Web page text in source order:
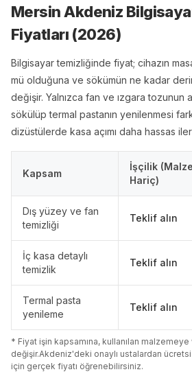
Mersin Akdeniz
Fiyatları (2026)
Bilgisayar temizliğinde fiyat; cihazın
mü olduğuna ve sökümün ne kadar
değişir. Yalnızca fan ve ızgara tozunun
sökülüp termal pastanın yenilenmesi
dizüstülerde kasa açımı daha hassas
Kapsam
İşçilik
Hariç)
Dış yüzey ve fan
temizliği
Teklif alın
İç kasa detaylı
temizlik
Teklif alın
Termal pasta
yenileme
Teklif alın
* Fiyat işin kapsamına, kullanılan
değişir.Akdeniz'deki onaylı ustalardan
için gerçek fiyatı öğrenebilirsiniz.